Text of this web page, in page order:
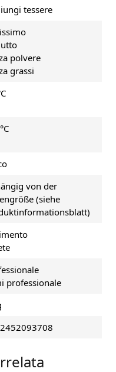
tessere
polvere
grassi
von der
(siehe
professionale